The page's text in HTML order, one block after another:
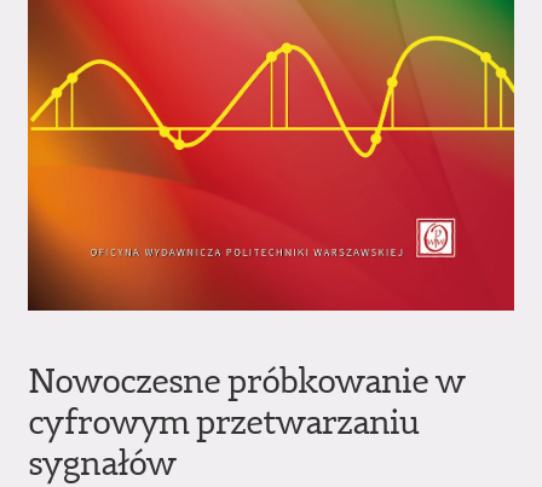
Nowoczesne próbkowanie w
cyfrowym przetwarzaniu
sygnałów